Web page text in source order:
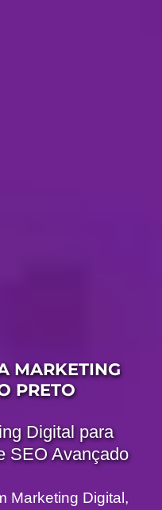
MARKETING
PRETO
Digital para
SEO Avançado
Marketing Digital,